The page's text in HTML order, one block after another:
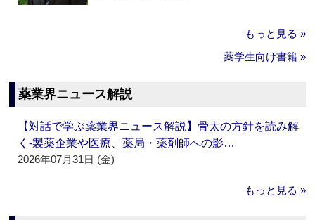
もっと見る »
薬学生向け書籍 »
薬業界ニュース解説
【対話で学ぶ薬業界ニュース解説】骨太の方針を読み解
く‐製薬企業や医療、薬局・薬剤師への影…
2026年07月31日 (金)
もっと見る »